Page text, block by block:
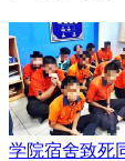
学院宿舍致死